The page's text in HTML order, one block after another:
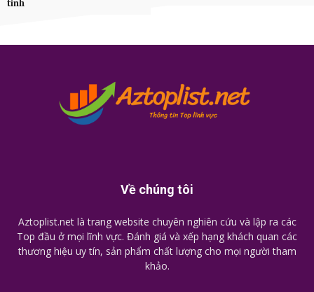
tình
Về chúng tôi
Aztoplist.net là trang website chuyên nghiên cứu và lập ra các
Top đầu ở mọi lĩnh vực. Đánh giá và xếp hạng khách quan các
thương hiệu uy tín, sản phẩm chất lượng cho mọi người tham
khảo.